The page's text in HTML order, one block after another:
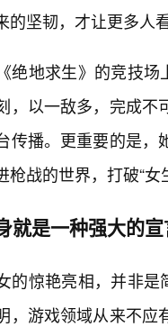
的坚韧，才让更多人
绝地求生》的竞技场
，以一敌多，完成
传播。更重要的是
枪战的世界，打破“
就是一种强大的
的惊艳亮相，并非是
，游戏领域从来不